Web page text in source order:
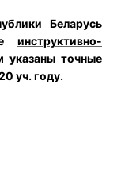
Беларусь
инструктивно-
указаны точные
уч. году.